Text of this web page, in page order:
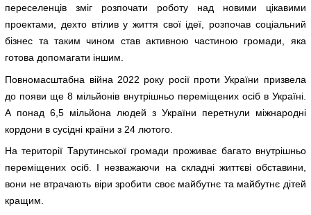
переселенців зміг розпочати роботу над новими цікавими
проектами, дехто втілив у життя свої ідеї, розпочав соціальний
бізнес та таким чином став активною частиною громади, яка
готова допомагати іншим.
Повномасштабна війна 2022 року росії проти України призвела
до появи ще 8 мільйонів внутрішньо переміщених осіб в Україні.
А понад 6,5 мільйона людей з України перетнули міжнародні
кордони в сусідні країни з 24 лютого.
На території Тарутинської громади проживає багато внутрішньо
переміщених осіб. І незважаючи на складні життєві обставини,
вони не втрачають віри зробити своє майбутнє та майбутнє дітей
кращим.